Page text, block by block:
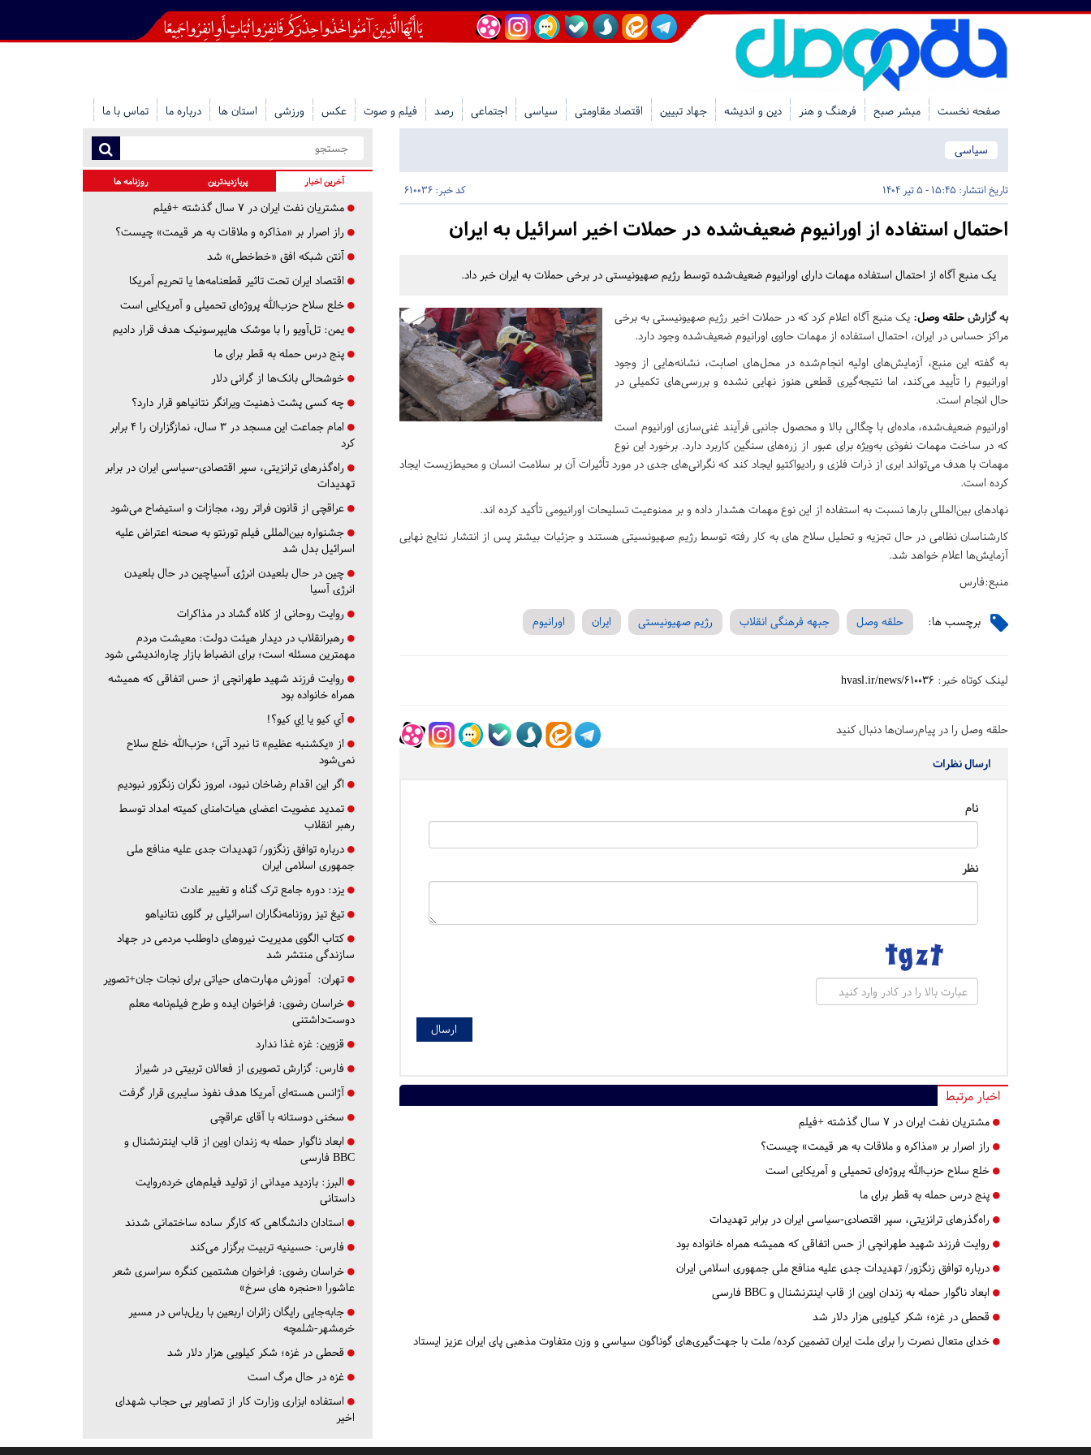
صفحه نخست مبشر صبح فرهنگ و هنر دین و اندیشه جهاد تبیین اقتصاد مقاومتی سیاسی اجتماعی رصد فیلم و صوت عکس ورزشی استان ها درباره ما تماس با ما
سیاسی
تاریخ انتشار: 15:45 - 5 تیر 1404 کد خبر: 610036
احتمال استفاده از اورانیوم ضعیف‌شده در حملات اخیر اسرائیل به ایران
یک منبع آگاه از احتمال استفاده مهمات دارای اورانیوم ضعیف‌شده توسط رژیم صهیونیستی در برخی حملات به ایران خبر داد.
به گزارش حلقه وصل: یک منبع آگاه اعلام کرد که در حملات اخیر رژیم صهیونیستی به برخی
مراکز حساس در ایران، احتمال استفاده از مهمات حاوی اورانیوم ضعیف‌شده وجود دارد.
به گفته این منبع، آزمایش‌های اولیه انجام‌شده در محل‌های اصابت، نشانه‌هایی از وجود
اورانیوم را تأیید می‌کند، اما نتیجه‌گیری قطعی هنوز نهایی نشده و بررسی‌های تکمیلی در
حال انجام است.
اورانیوم ضعیف‌شده، ماده‌ای با چگالی بالا و محصول جانبی فرآیند غنی‌سازی اورانیوم است
که در ساخت مهمات نفوذی به‌ویژه برای عبور از زره‌های سنگین کاربرد دارد. برخورد این نوع
مهمات با هدف می‌تواند ابری از ذرات فلزی و رادیواکتیو ایجاد کند که نگرانی‌های جدی در مورد تأثیرات آن بر سلامت انسان و محیط‌زیست ایجاد
کرده است.
نهادهای بین‌المللی بارها نسبت به استفاده از این نوع مهمات هشدار داده‌ و بر ممنوعیت تسلیحات اورانیومی تأکید کرده اند.
کارشناسان نظامی در حال تجزیه و تحلیل سلاح های به کار رفته توسط رژیم صهیونسیتی هستند و جزئیات بیشتر پس از انتشار نتایج نهایی
آزمایش‌ها اعلام خواهد شد.
منبع:فارس
برچسب ها: حلقه وصل جبهه فرهنگی انقلاب رژیم صهیونیستی ایران اورانیوم
لینک کوتاه خبر: hvasl.ir/news/610036
حلقه وصل را در پیام‌رسان‌ها دنبال کنید
ارسال نظرات
نام
نظر
اخبار مرتبط
مشتریان نفت ایران در ۷ سال گذشته +فیلم
راز اصرار بر «مذاکره و ملاقات به هر قیمت» چیست؟
خلع سلاح حزب‌الله پروژه‌ای تحمیلی و آمریکایی است
پنج درس‌ حمله به قطر برای ما
راه‌گذرهای ترانزیتی، سپر اقتصادی-سیاسی ایران در برابر تهدیدات
روایت فرزند شهید طهرانچی از حس اتفاقی که همیشه همراه خانواده بود
درباره توافق زنگزور/ تهدیدات جدی علیه منافع ملی جمهوری اسلامی ایران
ابعاد ناگوار حمله به زندان اوین از قاب اینترنشنال و BBC فارسی
قحطی در غزه؛ شکر کیلویی هزار دلار شد
خدای متعال نصرت را برای ملت ایران تضمین کرده/ ملت با جهت‌گیری‌های گوناگون سیاسی و وزن متفاوت مذهبی پای ایران عزیز ایستاد
آخرین اخبار پربازدیدترین روزنامه ها
مشتریان نفت ایران در ۷ سال گذشته +فیلم
راز اصرار بر «مذاکره و ملاقات به هر قیمت» چیست؟
آنتن شبکه افق «خط‌خطی» شد
اقتصاد ایران تحت تاثیر قطعنامه‌ها یا تحریم‌ آمریکا
خلع سلاح حزب‌الله پروژه‌ای تحمیلی و آمریکایی است
یمن: تل‌آویو را با موشک هایپرسونیک هدف قرار دادیم
پنج درس‌ حمله به قطر برای ما
خوشحالی بانک‌ها از گرانی دلار
چه کسی پشت ذهنیت ویرانگر نتانیاهو قرار دارد؟
امام جماعت این مسجد در ۳ سال، نمازگزاران را ۴ برابر
کرد
راه‌گذرهای ترانزیتی، سپر اقتصادی-سیاسی ایران در برابر
تهدیدات
عراقچی از قانون فراتر رود، مجازات و استیضاح می‌شود
جشنواره بین‌المللی فیلم تورنتو به صحنه اعتراض علیه
اسرائیل بدل شد
چین در حال بلعیدن انرژی آسیاچین در حال بلعیدن
انرژی آسیا
روایت روحانی از کلاه گشاد در مذاکرات
رهبرانقلاب در دیدار هیئت دولت: معیشت مردم
مهمترین مسئله است؛ برای انضباط بازار چاره‌اندیشی شود
روایت فرزند شهید طهرانچی از حس اتفاقی که همیشه
همراه خانواده بود
آي كيو يا اِي كيو؟!
از «یکشنبه عظیم» تا نبرد آتی؛ حزب‌الله خلع سلاح
نمی‌شود
اگر این اقدام رضاخان نبود، امروز نگران زنگزور نبودیم
تمدید عضویت اعضای هیات‌امنای کمیته امداد توسط
رهبر انقلاب
درباره توافق زنگزور/ تهدیدات جدی علیه منافع ملی
جمهوری اسلامی ایران
یزد: دوره جامع ترک گناه و تغییر عادت
تیغ تیز روزنامه‌نگاران اسرائیلی بر گلوی نتانیاهو
کتاب الگوی مدیریت نیروهای داوطلب مردمی در جهاد
سازندگی منتشر شد
تهران: آموزش مهارت‌های حیاتی برای نجات جان+تصویر
خراسان رضوی: فراخوان ایده و طرح فیلم‌نامه معلم
دوست‌داشتنی
قزوین: غزه غذا ندارد
فارس: گزارش تصویری از فعالان تربیتی در شیراز
آژانس هسته‌ای آمریکا هدف نفوذ سایبری قرار گرفت
سخنی دوستانه با آقای عراقچی
ابعاد ناگوار حمله به زندان اوین از قاب اینترنشنال و
BBC فارسی
البرز: بازدید میدانی از تولید فیلم‌های خرده‌روایت
داستانی
استادان دانشگاهی که کارگر ساده ساختمانی شدند
فارس: حسینیه تربیت برگزار می‌کند
خراسان رضوی: فراخوان هشتمین کنگره سراسری شعر
عاشورا «حنجره های سرخ»
جابه‌جایی رایگان زائران اربعین با ریل‌باس در مسیر
خرمشهر-شلمچه
قحطی در غزه؛ شکر کیلویی هزار دلار شد
غزه در حال مرگ است
استفاده ابزاری وزارت کار از تصاویر بی حجاب شهدای
اخیر